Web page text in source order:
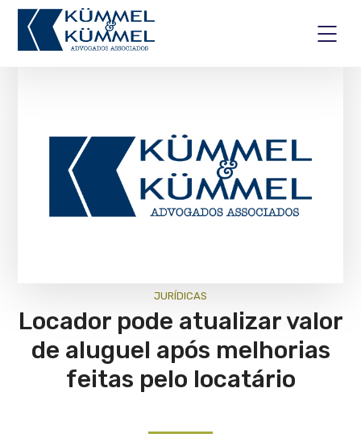
JURÍ­DICAS
Locador pode atualizar valor
de aluguel após melhorias
feitas pelo locatário